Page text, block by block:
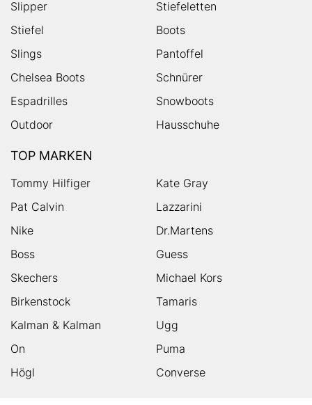
Slipper
Stiefeletten
Stiefel
Boots
Slings
Pantoffel
Chelsea Boots
Schnürer
Espadrilles
Snowboots
Outdoor
Hausschuhe
TOP MARKEN
Tommy Hilfiger
Kate Gray
Pat Calvin
Lazzarini
Nike
Dr.Martens
Boss
Guess
Skechers
Michael Kors
Birkenstock
Tamaris
Kalman & Kalman
Ugg
On
Puma
Högl
Converse